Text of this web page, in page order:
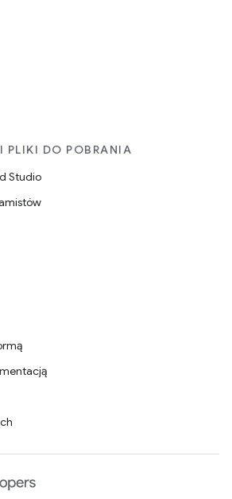
PLIKI DO POBRANIA
Studio